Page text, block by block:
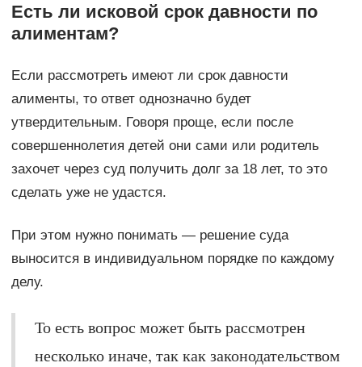
Есть ли исковой срок давности по
алиментам?
Если рассмотреть имеют ли срок давности
алименты, то ответ однозначно будет
утвердительным. Говоря проще, если после
совершеннолетия детей они сами или родитель
захочет через суд получить долг за 18 лет, то это
сделать уже не удастся.
При этом нужно понимать — решение суда
выносится в индивидуальном порядке по каждому
делу.
То есть вопрос может быть рассмотрен
несколько иначе, так как законодательством